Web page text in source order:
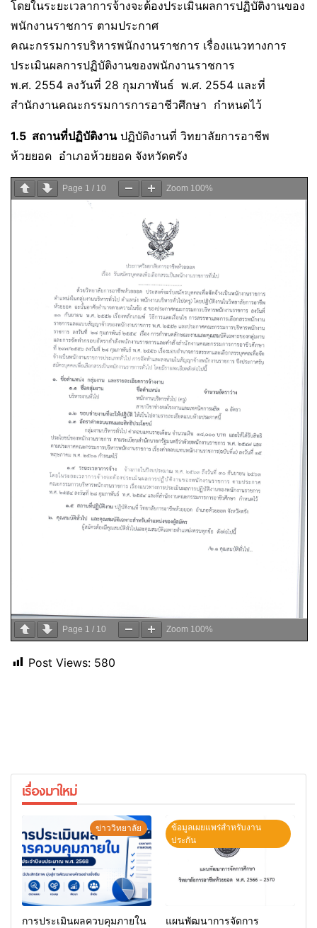
โดยในระยะเวลาการจ้างจะต้องประเมินผลการปฏิบัติงานของ
พนักงานราชการ ตามประกาศ
คณะกรรมการบริหารพนักงานราชการ เรื่องแนวทางการ
ประเมินผลการปฏิบัติงานของพนักงานราชการ
พ.ศ. 2554 ลงวันที่ 28 กุมภาพันธ์ พ.ศ. 2554 และที่
สำนักงานคณะกรรมการการอาชีวศึกษา กำหนดไว้
1.5 สถานที่ปฏิบัติงานปฏิบัติงานที่ วิทยาลัยการอาชีพ
ห้วยยอด อำเภอห้วยยอด จังหวัดตรัง
Page 1 / 10 Zoom 100%
Page 1 / 10 Zoom 100%
Post Views: 580
เรื่องมาใหม่
ข่าววิทยาลัย
การประเมินผลควบคุมภายใน
ข้อมูลเผยแพร่สำหรับงาน
ประกัน
แผนพัฒนาการจัดการ